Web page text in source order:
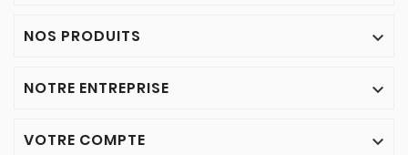
NOS PRODUITS 
NOTRE ENTREPRISE 
VOTRE COMPTE 